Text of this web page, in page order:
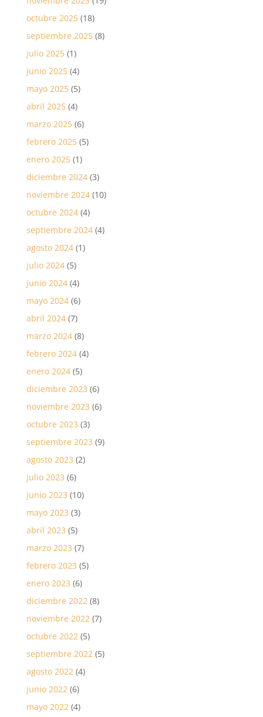
octubre 2025(18)
septiembre 2025(8)
julio 2025(1)
junio 2025(4)
mayo 2025(5)
abril 2025(4)
marzo 2025(6)
febrero 2025(5)
enero 2025(1)
diciembre 2024(3)
noviembre 2024(10)
octubre 2024(4)
septiembre 2024(4)
agosto 2024(1)
julio 2024(5)
junio 2024(4)
mayo 2024(6)
abril 2024(7)
marzo 2024(8)
febrero 2024(4)
enero 2024(5)
diciembre 2023 (6)
noviembre 2023 (6)
octubre 2023 (3)
septiembre 2023 (9)
agosto 2023 (2)
julio 2023 (6)
junio 2023 (10)
mayo 2023 (3)
abril 2023 (5)
marzo 2023 (7)
febrero 2023 (5)
enero 2023 (6)
diciembre 2022(8)
noviembre 2022(7)
octubre 2022(5)
septiembre 2022(5)
agosto 2022(4)
junio 2022(6)
mayo 2022(4)